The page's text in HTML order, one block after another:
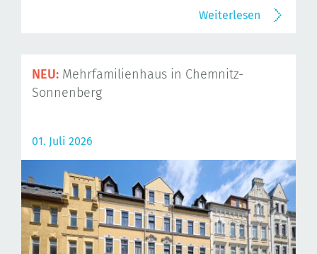
Weiterlesen
NEU: Mehrfamilienhaus in Chemnitz-
Sonnenberg
01. Juli 2026